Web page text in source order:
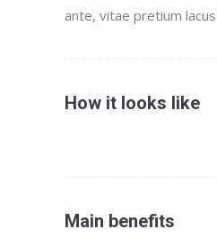
ante, vitae pretium lacus
How it looks like
Main benefits